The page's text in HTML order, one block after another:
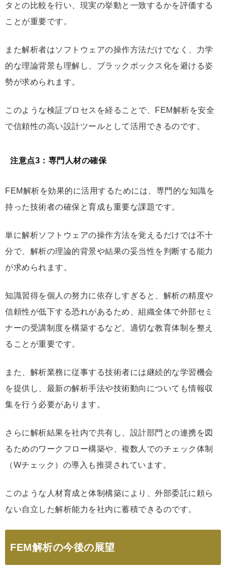
タとの比較を行い、現実の挙動と一致するかを評価する
ことが重要です。
また解析者はソフトウェアの操作方法だけでなく、力学
的な理論背景も理解し、ブラックボックス化を避ける姿
勢が求められます。
このような検証プロセスを経ることで、FEM解析を安全
で信頼性の高い設計ツールとして活用できるのです。
注意点3：専門人材の確保
FEM解析を効果的に活用するためには、専門的な知識を
持った技術者の確保と育成も重要な課題です。
単に解析ソフトウェアの操作方法を覚えるだけでは不十
分で、解析の理論的背景や結果の妥当性を判断する能力
が求められます。
知識習得を個人の努力に依存しすぎると、解析の精度や
信頼性が低下する恐れがあるため、組織全体で外部セミ
ナーの受講制度を構築するなど、適切な教育体制を整え
ることが重要です。
また、解析業務に従事する技術者には継続的な学習機会
を提供し、最新の解析手法や技術動向についても情報収
集を行う必要があります。
さらに解析結果を社内で共有し、設計部門との連携を図
るためのワークフロー構築や、複数人でのチェック体制
（Wチェック）の導入も推奨されています。
このような人材育成と体制構築により、外部委託に頼ら
ない自立した解析能力を社内に蓄積できるのです。
FEM解析の今後の展望